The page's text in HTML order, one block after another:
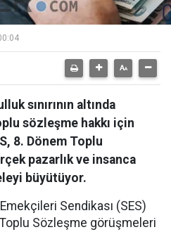
sınırının altında
sözleşme hakkı için
8. Dönem Toplu
pazarlık ve insanca
büyütüyor.
Sendikası (SES)
Sözleşme görüşmeleri